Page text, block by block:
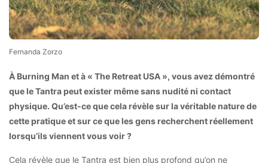
Fernanda Zorzo
À Burning Man et à « The Retreat USA », vous avez démontré
que le Tantra peut exister même sans nudité ni contact
physique. Qu’est-ce que cela révèle sur la véritable nature de
cette pratique et sur ce que les gens recherchent réellement
lorsqu’ils viennent vous voir ?
Cela révèle que le Tantra est bien plus profond qu’on ne